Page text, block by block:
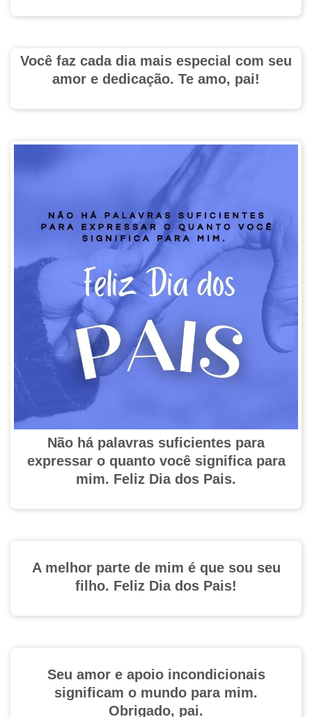
Você faz cada dia mais especial com seu
amor e dedicação. Te amo, pai!
Não há palavras suficientes para
expressar o quanto você significa para
mim. Feliz Dia dos Pais.
A melhor parte de mim é que sou seu
filho. Feliz Dia dos Pais!
Seu amor e apoio incondicionais
significam o mundo para mim.
Obrigado, pai.